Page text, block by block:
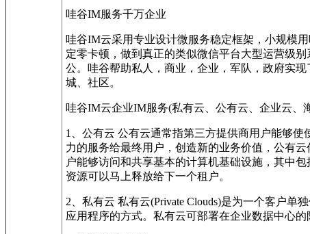
哇谷IM服务千万企业
哇谷IM云采用专业设计微服务稳定框架，小规模
定零卡顿，做到真正的类似微信平台大型运营级
公。哇谷帮助私人，商业，企业，军队，政府实
城、社区。
哇谷IM云企业IM服务(私有云、公有云、企业云、
1、公有云 公有云通常指第三方提供商用户能够使
力的服务给最终用户，创造新的业务价值，公有
户能够访问和共享基本的计算机基础设施，其中
资源可以马上释放给下一个租户。
2、私有云 私有云(Private Clouds)是为一个客户
应用程序的方式。私有云可部署在企业数据中心